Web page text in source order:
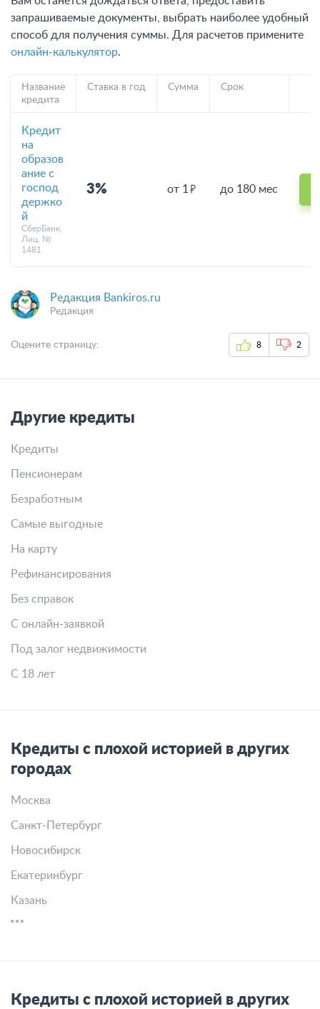
запрашиваемые документы, выбрать наиболее удобный
способ для получения суммы. Для расчетов примените
онлайн-калькулятор.
Название
кредита
Ставка в год Сумма Срок
Кредит
на
образов
ание с
господ
держко
й
СберБанк,
Лиц. №
1481
3% от 1 до 180 мес
Редакция Bankiros.ru
Редакция
Оцените страницу: 8 2
Другие кредиты
Кредиты
Пенсионерам
Безработным
Самые выгодные
На карту
Рефинансирования
Без справок
С онлайн-заявкой
Под залог недвижимости
С 18 лет
Кредиты с плохой историей в других
городах
Москва
Санкт-Петербург
Новосибирск
Екатеринбург
Казань
Кредиты с плохой историей в других